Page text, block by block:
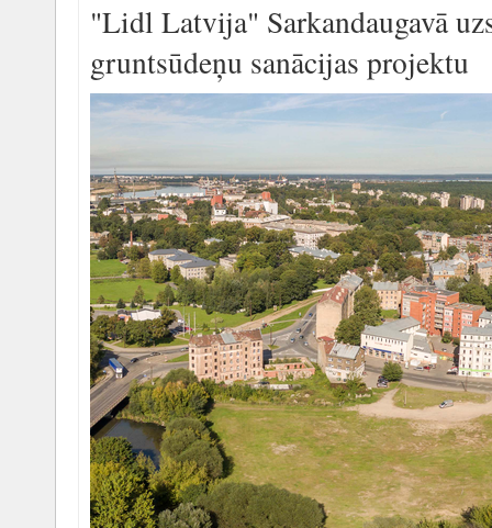
"Lidl Latvija" Sarkandaugavā
gruntsūdeņu sanācijas projektu